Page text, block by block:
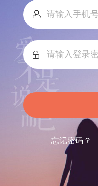
忘记密码？